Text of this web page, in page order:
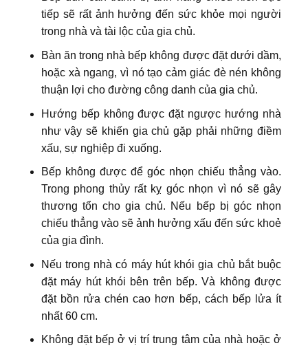
tiếp sẽ rất ảnh hưởng đến sức khỏe mọi người
trong nhà và tài lộc của gia chủ.
Bàn ăn trong nhà bếp không được đặt dưới dầm,
hoặc xà ngang, vì nó tạo cảm giác đè nén không
thuận lợi cho đường công danh của gia chủ.
Hướng bếp không được đặt ngược hướng nhà
như vậy sẽ khiến gia chủ gặp phải những điềm
xấu, sự nghiệp đi xuống.
Bếp không được để góc nhọn chiếu thẳng vào.
Trong phong thủy rất kỵ góc nhọn vì nó sẽ gây
thương tổn cho gia chủ. Nếu bếp bị góc nhọn
chiếu thẳng vào sẽ ảnh hưởng xấu đến sức khoẻ
của gia đình.
Nếu trong nhà có máy hút khói gia chủ bắt buộc
đặt máy hút khói bên trên bếp. Và không được
đặt bồn rửa chén cao hơn bếp, cách bếp lửa ít
nhất 60 cm.
Không đặt bếp ở vị trí trung tâm của nhà hoặc ở